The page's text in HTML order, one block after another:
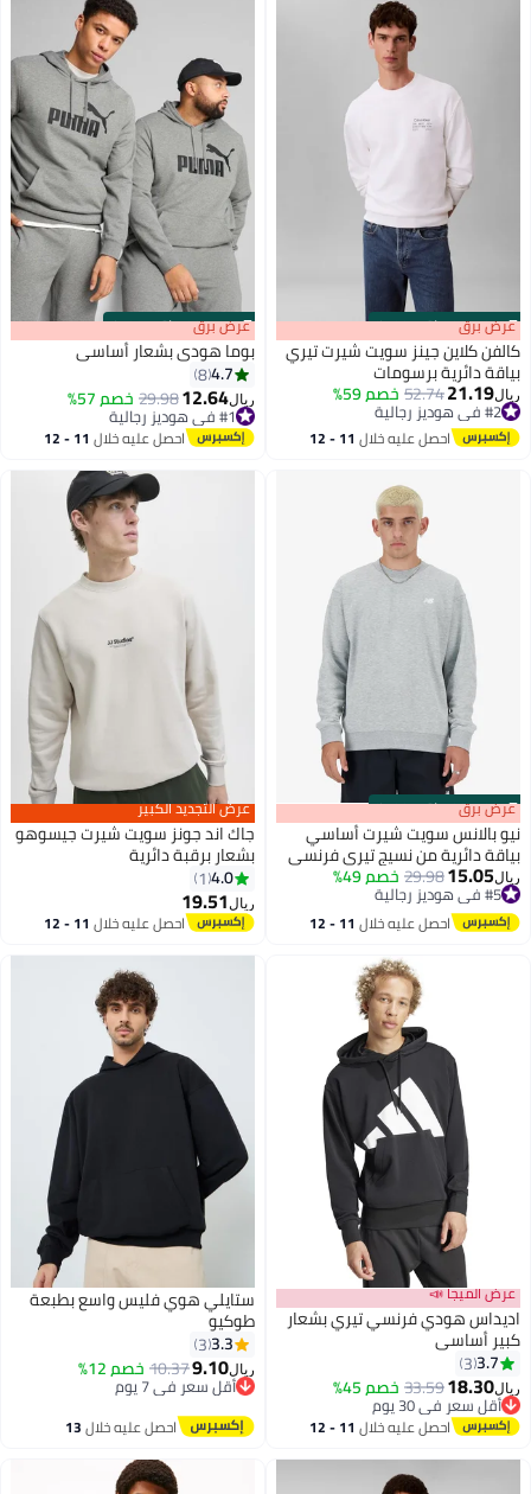
00m:00s
·باقي 100% عرض برق
كالفن كلاين جينز سويت شيرت تيري
بياقة دائرية برسومات
ريال21.19
52.74خصم 59%
#2 في هوديز رجالية
#2 في هوديز رجالية احصل عليه خلال 11 - 12
00m:00s
·باقي 100% عرض برق
بوما هودي بشعار أساسي
4.7
8
ريال12.64
29.98خصم 57%
#1 في هوديز رجالية
#1 في هوديز رجالية احصل عليه خلال 11 - 12
00m:00s
·باقي 100%
3
عرض برق
نيو بالانس سويت شيرت أساسي
بياقة دائرية من نسيج تيري فرنسي
ريال15.05
29.98خصم 49%
#5 في هوديز رجالية
#5 في هوديز رجالية احصل عليه خلال 11 - 12
3
عرض التجديد الكبير
جاك اند جونز سويت شيرت جيسوهو
بشعار برقبة دائرية
4.0
1
ريال 19.51
احصل عليه خلال 11 - 12
عرض الميجا 📣
اديداس هودي فرنسي تيري بشعار
كبير أساسي
3.7
3
ريال18.30
33.59خصم 45%
أقل سعر في 30 يوم
أقل سعر في 30 يوماحصل عليه خلال 11 - 12
اغسطس
ستايلي هوي فليس واسع بطبعة
طوكيو
3.3
3
ريال9.10
10.37خصم 12%
أقل سعر في 7 يوم
أقل سعر في 7 يوم
احصل عليه خلال13
اغسطس